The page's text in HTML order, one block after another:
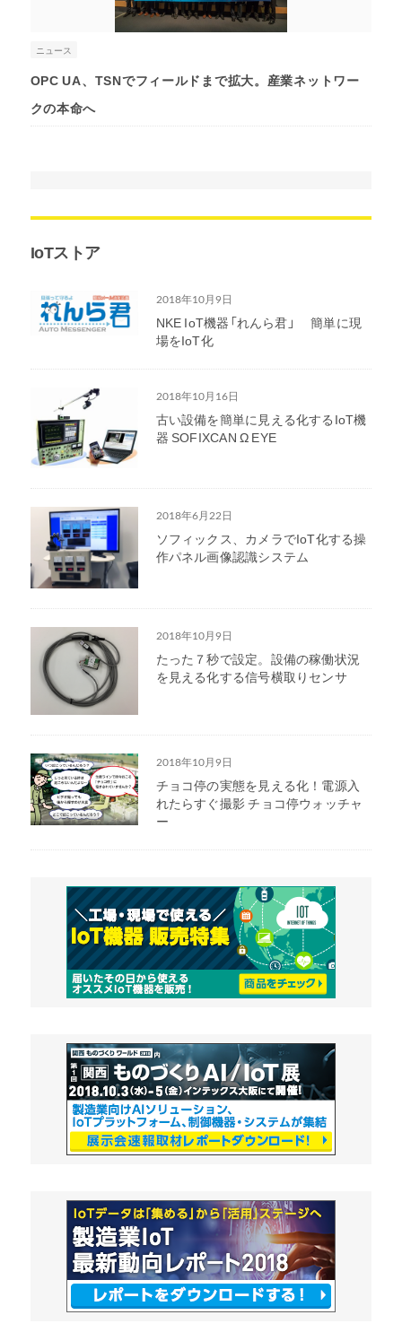
ニュース
OPC UA、TSNでフィールドまで拡大。産業ネットワー
クの本命へ
IoTストア
2018年10月9日
NKE IoT機器「れんら君」 簡単に現
場をIoT化
2018年10月16日
古い設備を簡単に見える化するIoT機
器 SOFIXCAN Ω EYE
2018年6月22日
ソフィックス、カメラでIoT化する操
作パネル画像認識システム
2018年10月9日
たった７秒で設定。設備の稼働状況
を見える化する信号横取りセンサ
2018年10月9日
チョコ停の実態を見える化！電源入
れたらすぐ撮影 チョコ停ウォッチャ
ー